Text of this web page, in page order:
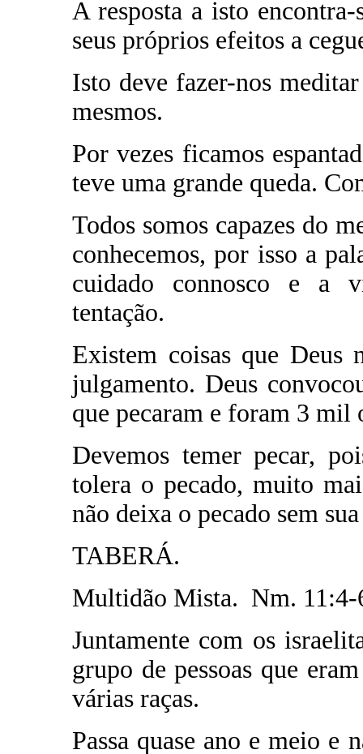
A resposta a isto
seus próprios efeitos a
Isto deve fazer-nos
mesmos.
Por vezes ficamos
teve uma grande queda.
Todos somos capazes do
conhecemos, por isso a
cuidado connosco e a
tentação.
Existem coisas que Deus
julgamento. Deus
que pecaram e foram 3 mil
Devemos temer pecar,
tolera o pecado, muito
não deixa o pecado sem
TABERÁ.
Multidão Mista. Nm. 11:4-
Juntamente com os
grupo de pessoas que
várias raças.
Passa quase ano e meio e